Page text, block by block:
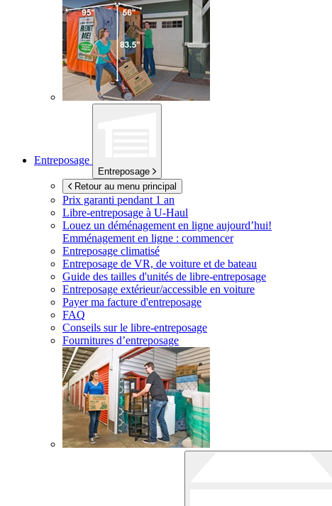
Entreposage
Entreposage
Retour au menu principal
Prix garanti pendant 1 an
Libre-entreposage à U-Haul
Louez un déménagement en ligne aujourd’hui!
Emménagement en ligne : commencer
Entreposage climatisé
Entreposage de VR, de voiture et de bateau
Guide des tailles d'unités de libre-entreposage
Entreposage extérieur/accessible en voiture
Payer ma facture d'entreposage
FAQ
Conseils sur le libre-entreposage
Fournitures d’entreposage